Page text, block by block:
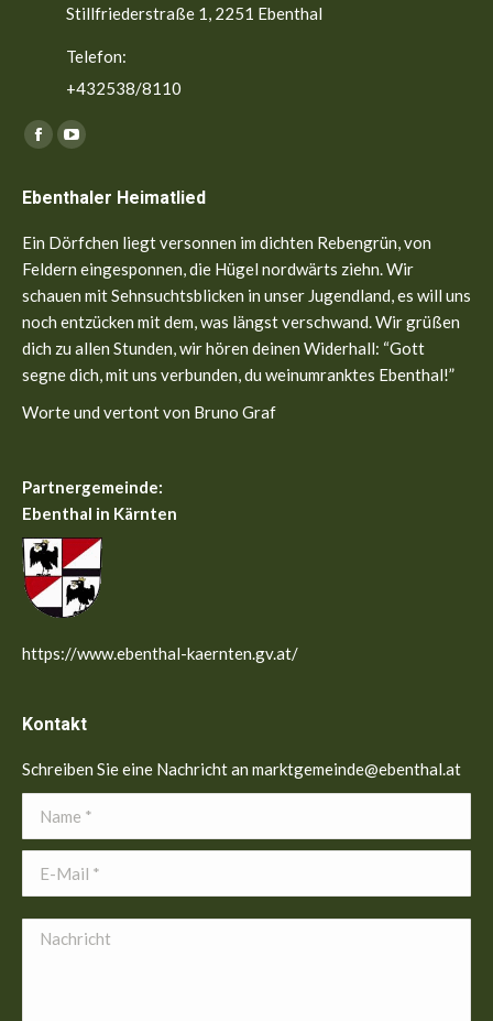
Stillfriederstraße 1, 2251 Ebenthal
Telefon:
+432538/8110
Finden Sie uns auf:
Facebook
opens
in
new
window
YouTube
opens
in
new
window
Ebenthaler Heimatlied
Ein Dörfchen liegt versonnen im dichten Rebengrün, von
Feldern eingesponnen, die Hügel nordwärts ziehn. Wir
schauen mit Sehnsuchtsblicken in unser Jugendland, es will uns
noch entzücken mit dem, was längst verschwand. Wir grüßen
dich zu allen Stunden, wir hören deinen Widerhall: “Gott
segne dich, mit uns verbunden, du weinumranktes Ebenthal!”
Worte und vertont von Bruno Graf
Partnergemeinde:
Ebenthal in Kärnten
https://www.ebenthal-kaernten.gv.at/
Kontakt
Schreiben Sie eine Nachricht an marktgemeinde@ebenthal.at
Name *
E-Mail *
Nachricht